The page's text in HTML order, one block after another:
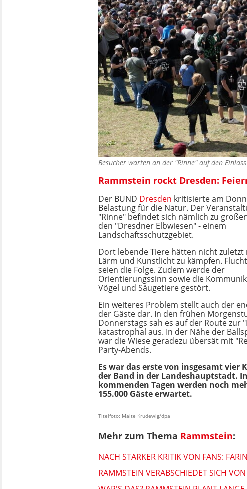
Besucher warten an der "Rinne" auf den
Rammstein rockt Dresden:
Der BUND Dresden kritisierte am
Belastung für die Natur. Der
"Rinne" befindet sich nämlich zu
den "Dresdner Elbwiesen" - einem
Landschaftsschutzgebiet.
Dort lebende Tiere hätten nicht zuletzt
Lärm und Kunstlicht zu kämpfen.
seien die Folge. Zudem werde der
Orientierungssinn sowie die
Vögel und Säugetiere gestört.
Ein weiteres Problem stellt auch der
der Gäste dar. In den frühen
Donnerstags sah es auf der Route zur
katastrophal aus. In der Nähe der
war die Wiese geradezu übersät mit
Party-Abends.
Es war das erste von insgesamt vier
der Band in der Landeshauptstadt.
kommenden Tagen werden noch
155.000 Gäste erwartet.
Titelfoto: Malte Krudewig/dpa
Mehr zum Thema Rammstein:
NACH STARKER KRITIK VON FANS:
RAMMSTEIN VERABSCHIEDET SICH